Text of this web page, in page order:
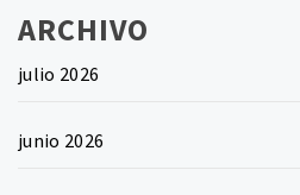
ARCHIVO
julio 2026
junio 2026